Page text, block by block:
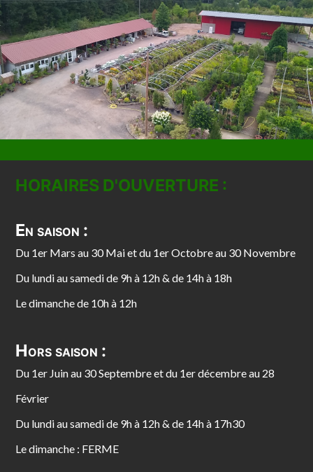
HORAIRES D'OUVERTURE :
En saison :
Du 1er Mars au 30 Mai et du 1er Octobre au 30 Novembre
Du lundi au samedi de 9h à 12h & de 14h à 18h
Le dimanche de 10h à 12h
Hors saison :
Du 1er Juin au 30 Septembre et du 1er décembre au 28
Février
Du lundi au samedi de 9h à 12h & de 14h à 17h30
Le dimanche : FERME